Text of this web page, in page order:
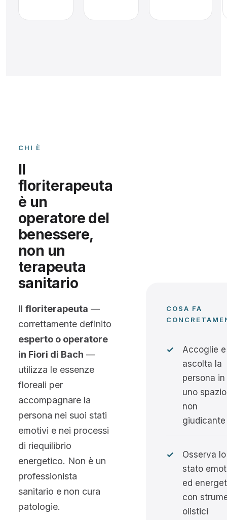
CHI È
Il
floriterapeuta
è un
operatore del
benessere,
non un
terapeuta
sanitario
Il floriterapeuta —
correttamente definito
esperto o operatore
in Fiori di Bach —
utilizza le essenze
floreali per
accompagnare la
persona nei suoi stati
emotivi e nei processi
di riequilibrio
energetico. Non è un
professionista
sanitario e non cura
patologie.
COSA FA
✓
Accoglie e
ascolta la
persona in
uno spazio
non
giudicante
✓
Osserva lo
stato
ed
con
olistici